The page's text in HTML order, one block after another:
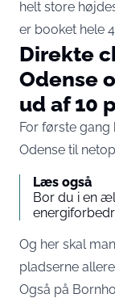
helt store
er booket hele
Direkte
Odense
ud af 10
For første gang
Odense til
Læs også
Bor du i en
Og her skal
pladserne
Også på